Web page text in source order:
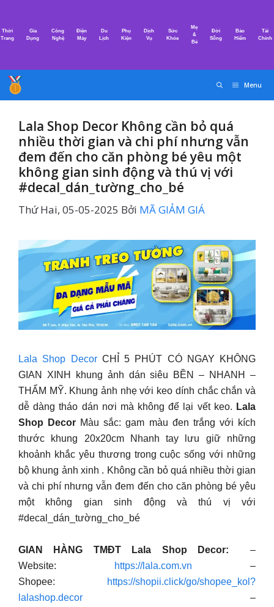
nội
Thời
Trang
Gia
Dụng
Công
Nghệ
Điện
Máy
Du
Lịch
Phụ
Kiện
Dịch
Vụ
Sức
Khỏe
Mẹ
&
Bé
Đời
Sống
Bảo
Hiểm
Tài
Chính
Menu
Lala Shop Decor Không cần bỏ quá
nhiều thời gian và chi phí nhưng vẫn
đem đến cho căn phòng bé yêu một
không gian sinh động và thú vị với
#decal_dán_tường_cho_bé
Thứ Hai, 05-05-2025 Bởi MÃ GIẢM GIÁ
Lala Shop DecorCHỈ 5 PHÚT CÓ NGAY KHÔNG
GIAN XINH khung ảnh dán siêu BỀN – NHANH –
THẨM MỸ. Khung ảnh nhẹ với keo dính chắc chắn và
dễ dàng tháo dán nơi mà không để lại vết keo. Lala
Shop Decor Màu sắc: gam màu đen trắng với kích
thước khung 20x20cm Nhanh tay lưu giữ những
khoảnh khắc yêu thương trong cuộc sống với những
bộ khung ảnh xinh .️ Không cần bỏ quá nhiều thời gian
và chi phí nhưng vẫn đem đến cho căn phòng bé yêu
một không gian sinh động và thú vị với
#decal_dán_tường_cho_bé
GIAN HÀNG TMĐT Lala Shop Decor:
–
Website:
https://lala.com.vn –
Shopee:
https://shopii.click/go/shopee_kol?
lalashop.decor –